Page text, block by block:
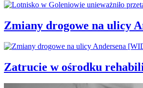
Zmiany drogowe na ulicy
Zatrucie w ośrodku